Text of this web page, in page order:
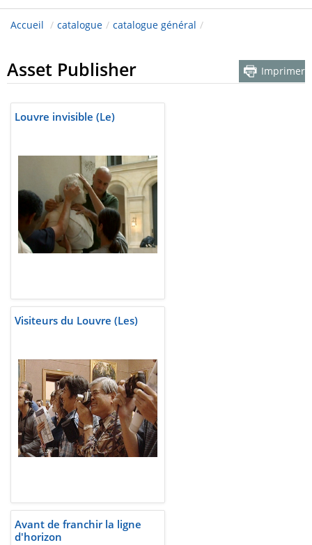
Accueil / catalogue / catalogue général /
Asset Publisher Imprimer
Louvre invisible (Le)
Visiteurs du Louvre (Les)
Avant de franchir la ligne
d'horizon